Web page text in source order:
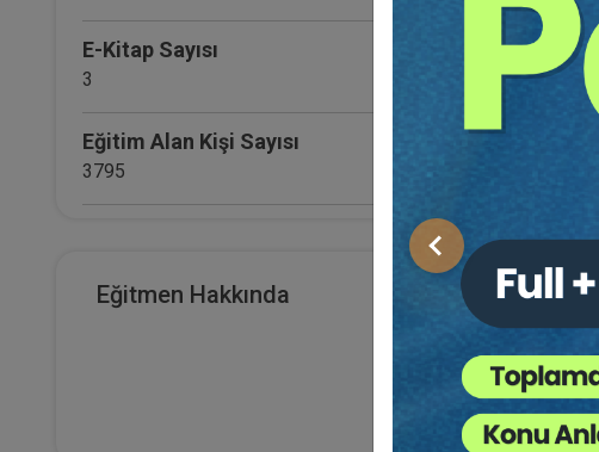
Önceki
E-Kitap Sayısı
3
Eğitim Alan Kişi Sayısı
3795
Av. Saadet KARTI
Eğitmen Hakkında